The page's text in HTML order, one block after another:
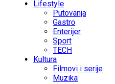
Lifestyle
Putovanja
Gastro
Enterijer
Sport
TECH
Kultura
Filmovi i serije
Muzika